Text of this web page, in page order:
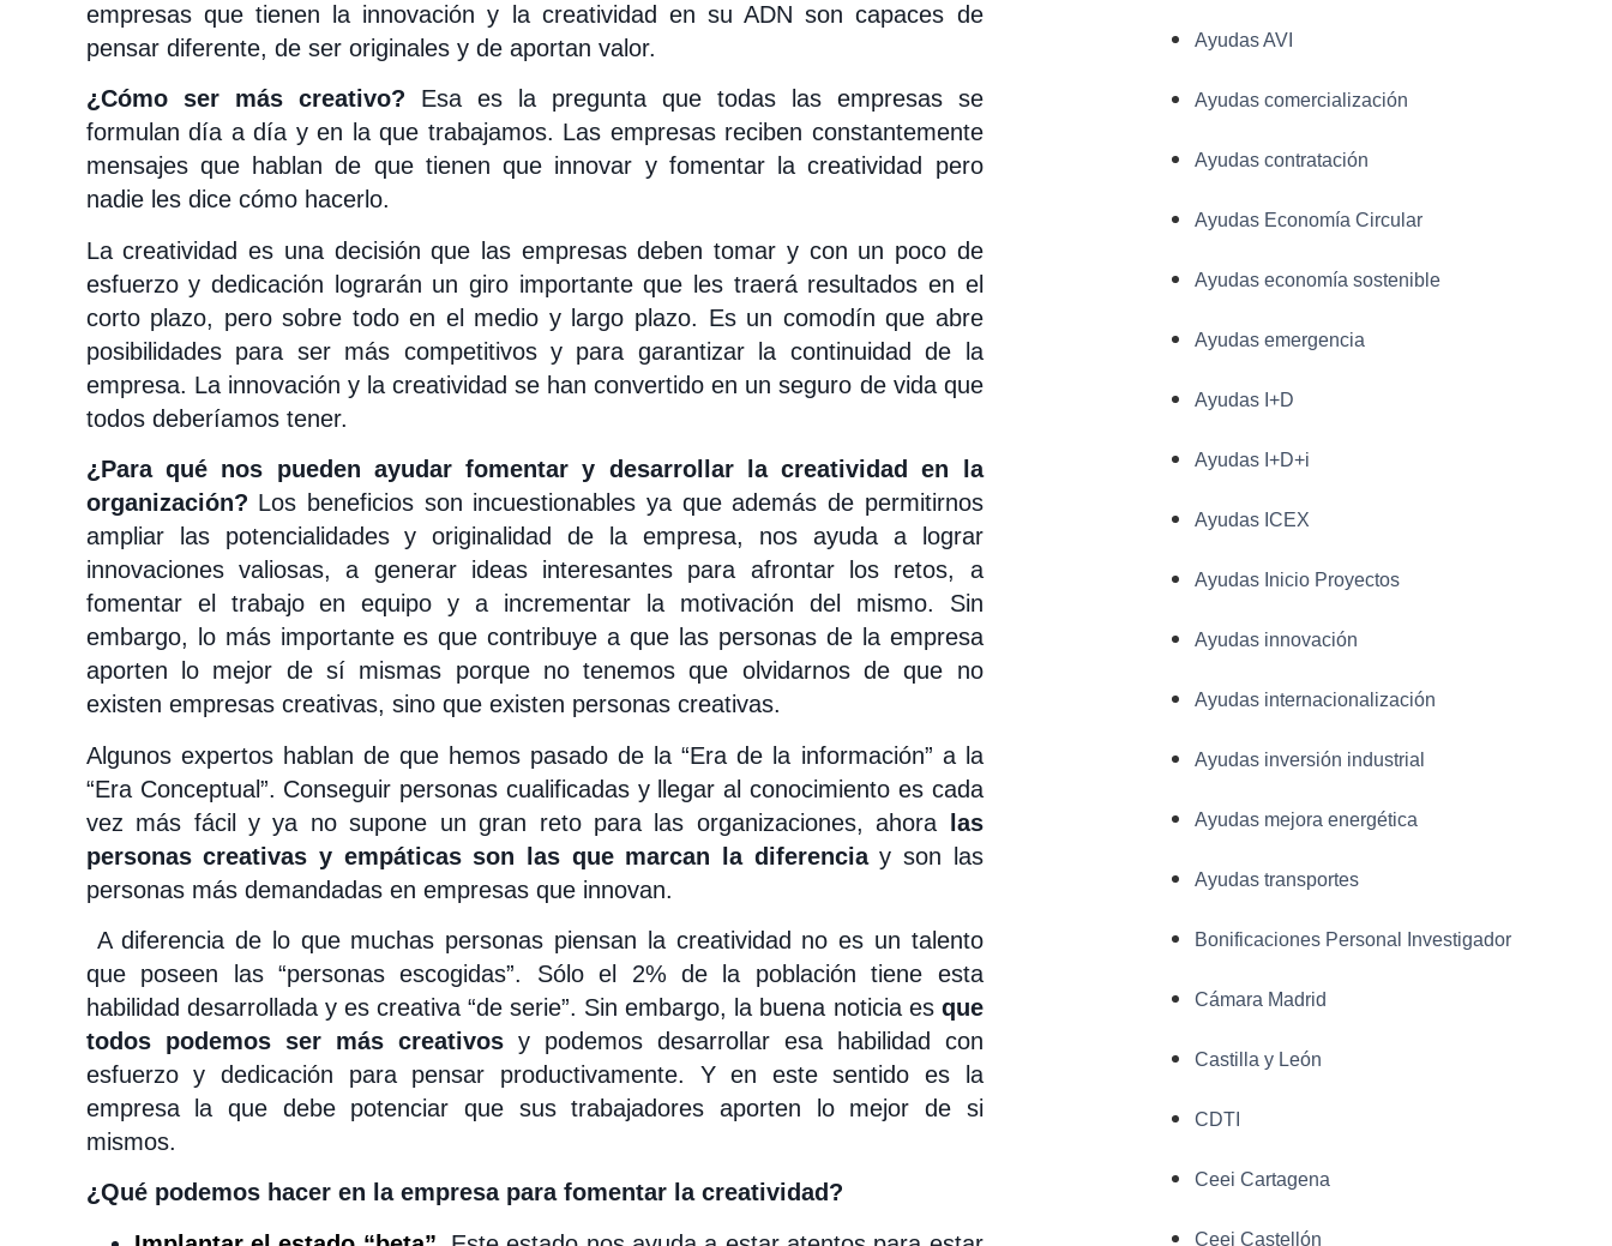
empresas que tienen la innovación y la creatividad en su ADN son capaces de
pensar diferente, de ser originales y de aportan valor.
¿Cómo ser más creativo? Esa es la pregunta que todas las empresas se
formulan día a día y en la que trabajamos. Las empresas reciben constantemente
mensajes que hablan de que tienen que innovar y fomentar la creatividad pero
nadie les dice cómo hacerlo.
La creatividad es una decisión que las empresas deben tomar y con un poco de
esfuerzo y dedicación lograrán un giro importante que les traerá resultados en el
corto plazo, pero sobre todo en el medio y largo plazo. Es un comodín que abre
posibilidades para ser más competitivos y para garantizar la continuidad de la
empresa. La innovación y la creatividad se han convertido en un seguro de vida que
todos deberíamos tener.
¿Para qué nos pueden ayudar fomentar y desarrollar la creatividad en la
organización? Los beneficios son incuestionables ya que además de permitirnos
ampliar las potencialidades y originalidad de la empresa, nos ayuda a lograr
innovaciones valiosas, a generar ideas interesantes para afrontar los retos, a
fomentar el trabajo en equipo y a incrementar la motivación del mismo. Sin
embargo, lo más importante es que contribuye a que las personas de la empresa
aporten lo mejor de sí mismas porque no tenemos que olvidarnos de que no
existen empresas creativas, sino que existen personas creativas.
Algunos expertos hablan de que hemos pasado de la “Era de la información” a la
“Era Conceptual”. Conseguir personas cualificadas y llegar al conocimiento es cada
vez más fácil y ya no supone un gran reto para las organizaciones, ahora las
personas creativas y empáticas son las que marcan la diferenciay son las
personas más demandadas en empresas que innovan.
A diferencia de lo que muchas personas piensan la creatividad no es un talento
que poseen las “personas escogidas”. Sólo el 2% de la población tiene esta
habilidad desarrollada y es creativa “de serie”. Sin embargo, la buena noticia es que
todos podemos ser más creativosy podemos desarrollar esa habilidad con
esfuerzo y dedicación para pensar productivamente. Y en este sentido es la
empresa la que debe potenciar que sus trabajadores aporten lo mejor de si
mismos.
¿Qué podemos hacer en la empresa para fomentar la creatividad?
Ayudas AVI
Ayudas comercialización
Ayudas contratación
Ayudas Economía Circular
Ayudas economía sostenible
Ayudas emergencia
Ayudas I+D
Ayudas I+D+i
Ayudas ICEX
Ayudas Inicio Proyectos
Ayudas innovación
Ayudas internacionalización
Ayudas inversión industrial
Ayudas mejora energética
Ayudas transportes
Bonificaciones Personal Investigador
Cámara Madrid
Castilla y León
CDTI
Ceei Cartagena
Ceei Castellón